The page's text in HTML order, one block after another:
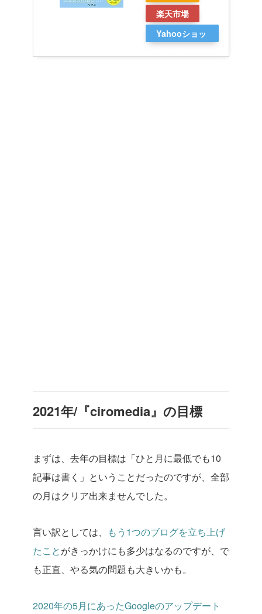
楽天市場
Yahooショッ
2021年/『ciromedia』の目標
まずは、去年の目標は「ひと月に最低でも10
記事は書く」ということだったのですが、全部
の月はクリア出来ませんでした。
言い訳としては、
もう1つのブログを立ち上げ
たことがきっかけにも多少はなるのですが、で
も正直、やる気の問題も大きいかも。
2020年の5月にあったGoogleのアップデート